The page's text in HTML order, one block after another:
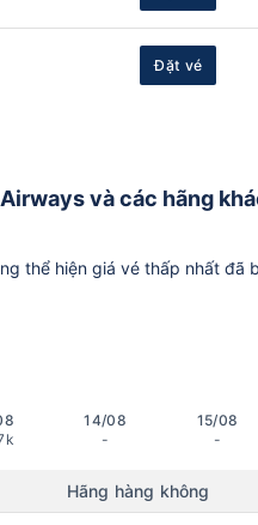
Đặt vé
và các hãng
thể hiện giá vé thấp nhất đã
14/08
-
15/08
-
Hãng hàng không